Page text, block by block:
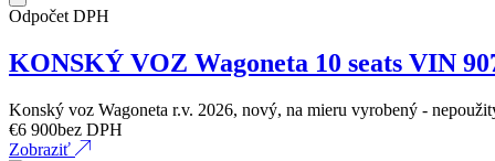
Odpočet DPH
KONSKÝ VOZ Wagoneta 10 seats VIN
Konský voz Wagoneta r.v. 2026, nový, na mieru vyrobený -
€6 900bez DPH
Zobraziť